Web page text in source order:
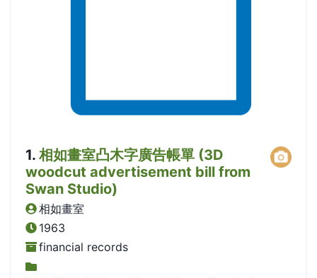
1. 相如畫室凸木字廣告帳單 (3D
woodcut advertisement bill from
Swan Studio)
相如畫室
1963
financial records